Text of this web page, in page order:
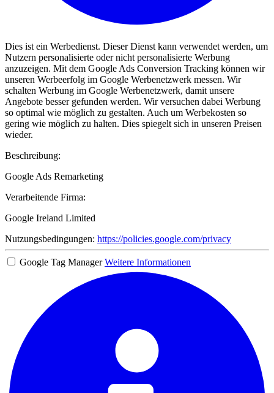
Dies ist ein Werbedienst. Dieser Dienst kann verwendet werden, um
Nutzern personalisierte oder nicht personalisierte Werbung
anzuzeigen. Mit dem Google Ads Conversion Tracking können wir
unseren Werbeerfolg im Google Werbenetzwerk messen. Wir
schalten Werbung im Google Werbenetzwerk, damit unsere
Angebote besser gefunden werden. Wir versuchen dabei Werbung
so optimal wie möglich zu gestalten. Auch um Werbekosten so
gering wie möglich zu halten. Dies spiegelt sich in unseren Preisen
wieder.
Beschreibung:
Google Ads Remarketing
Verarbeitende Firma:
Google Ireland Limited
Nutzungsbedingungen: https://policies.google.com/privacy
Google Tag Manager Weitere Informationen